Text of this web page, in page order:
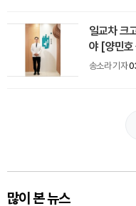
일교차 크
야 [양민호
송소라 기자
많이 본 뉴스